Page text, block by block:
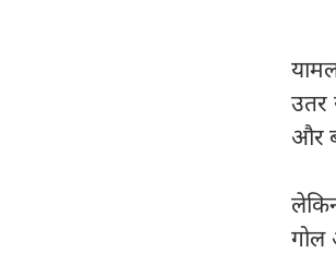
उतर
और
गोल